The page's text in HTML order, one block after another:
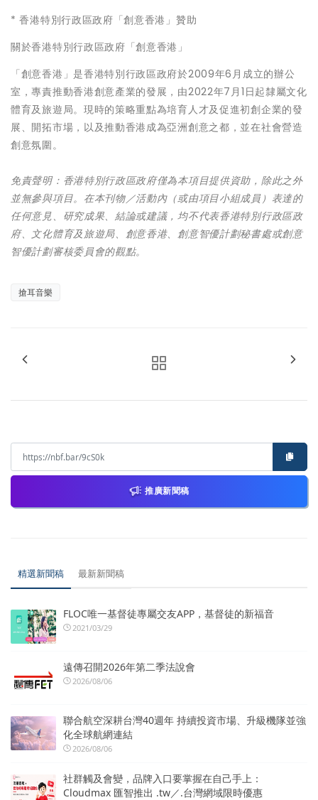
* 香港特別行政區政府「創意香港」贊助
關於香港特別行政區政府「創意香港」
「創意香港」是香港特別行政區政府於2009年6月成立的辦公
室，專責推動香港創意產業的發展，由2022年7月1日起隸屬文化
體育及旅遊局。現時的策略重點為培育人才及促進初創企業的發
展、開拓市場，以及推動香港成為亞洲創意之都，並在社會營造
創意氛圍。
免責聲明：香港特別行政區政府僅為本項目提供資助，除此之外
並無參與項目。在本刊物／活動內（或由項目小組成員）表達的
任何意見、研究成果、結論或建議，均不代表香港特別行政區政
府、文化體育及旅遊局、創意香港、創意智優計劃秘書處或創意
智優計劃審核委員會的觀點。
搶耳音樂
推廣新聞稿
精選新聞稿 最新新聞稿
FLOC唯一基督徒專屬交友APP，基督徒的新福音
2021/03/29
遠傳召開2026年第二季法說會
2026/08/06
聯合航空深耕台灣40週年 持續投資市場、升級機隊並強
化全球航網連結
2026/08/06
社群觸及會變，品牌入口要掌握在自己手上：
Cloudmax 匯智推出 .tw／.台灣網域限時優惠